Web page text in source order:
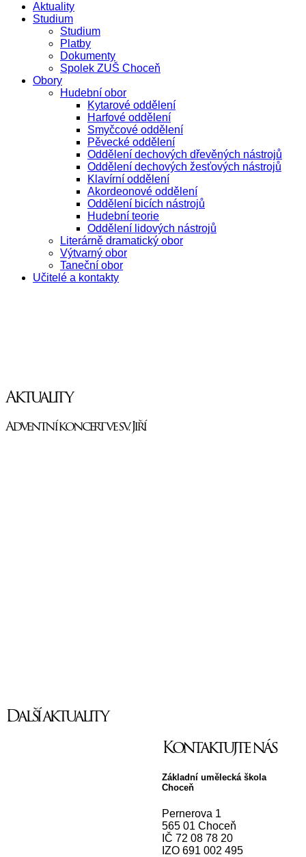
Aktuality
Studium
Studium
Platby
Dokumenty
Spolek ZUŠ Choceň
Obory
Hudební obor
Kytarové oddělení
Harfové oddělení
Smyčcové oddělení
Pěvecké oddělení
Oddělení dechových dřevěných nástrojů
Oddělení dechových žesťových nástrojů
Klavírní oddělení
Akordeonové oddělení
Oddělení bicích nástrojů
Hudební teorie
Oddělení lidových nástrojů
Literárně dramatický obor
Výtvarný obor
Taneční obor
Učitelé a kontakty
Aktuality
Adventní koncert ve sv. Jiří
Další aktuality
Kontaktujte nás
Základní umělecká škola
Choceň
Pernerova 1
565 01 Choceň
IČ 72 08 78 20
IZO 691 002 495